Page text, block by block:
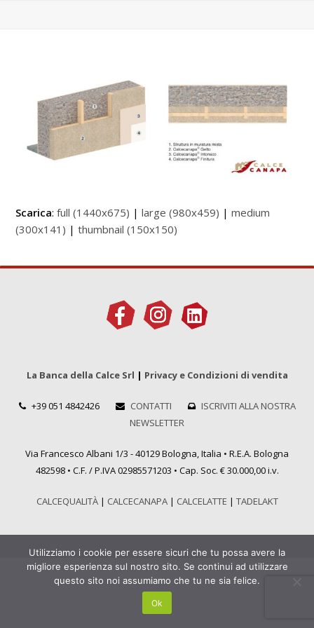
Scarica:full (1440x675) |large (980x459) |medium
(300x141) |thumbnail (150x150)
La Banca della Calce Srl | Privacy e Condizioni di vendita
+39 051 4842426 CONTATTI
ISCRIVITI ALLA NOSTRA
NEWSLETTER
Via Francesco Albani 1/3 - 40129 Bologna, Italia • R.E.A. Bologna
482598 • C.F. / P.IVA 02985571203 • Cap. Soc. € 30.000,00 i.v.
CALCEQUALITÀ| CALCECANAPA| CALCELATTE | TADELAKT
Utilizziamo i cookie per essere sicuri che tu possa avere la
migliore esperienza sul nostro sito. Se continui ad utilizzare
questo sito noi assumiamo che tu ne sia felice.
Ok